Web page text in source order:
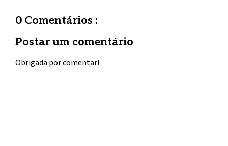
0 Comentários :
Postar um comentário
Obrigada por comentar!